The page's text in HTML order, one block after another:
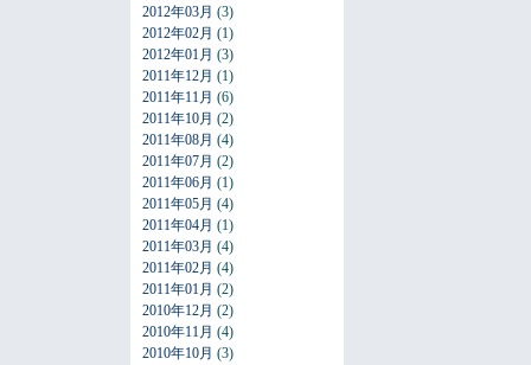
2012年03月 (3)
2012年02月 (1)
2012年01月 (3)
2011年12月 (1)
2011年11月 (6)
2011年10月 (2)
2011年08月 (4)
2011年07月 (2)
2011年06月 (1)
2011年05月 (4)
2011年04月 (1)
2011年03月 (4)
2011年02月 (4)
2011年01月 (2)
2010年12月 (2)
2010年11月 (4)
2010年10月 (3)